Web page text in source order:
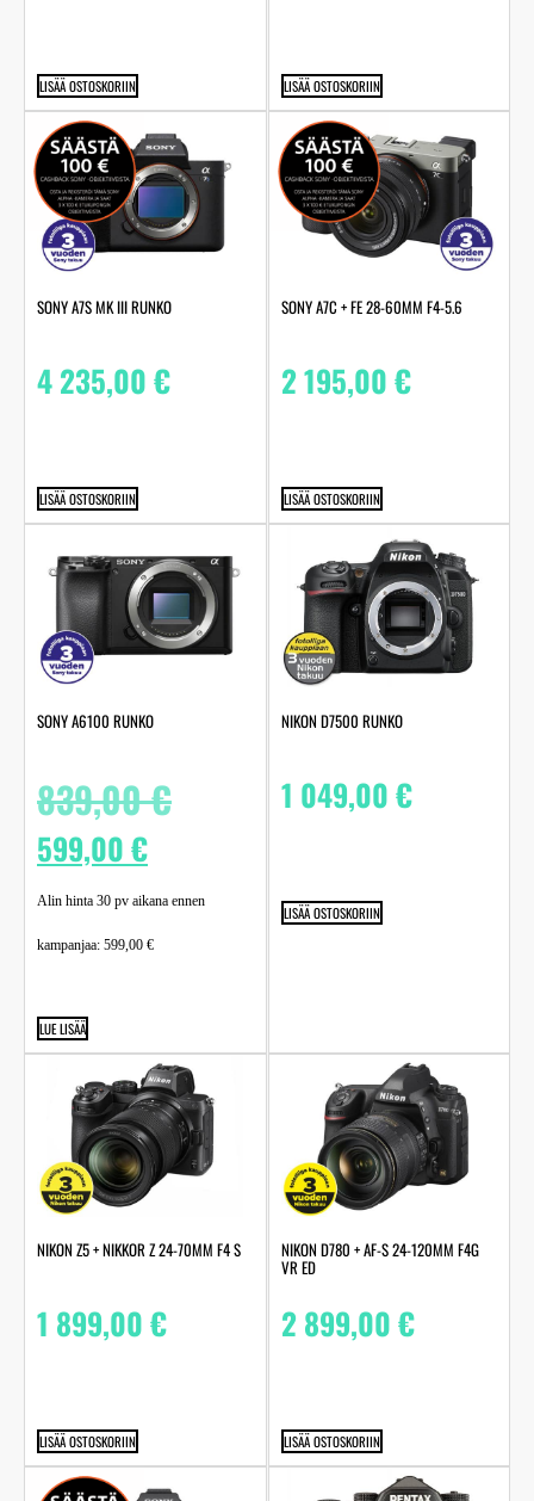
LISÄÄ OSTOSKORIIN LISÄÄ OSTOSKORIIN
SONY A7S MK III RUNKO
4 235,00€
LISÄÄ OSTOSKORIIN
SONY A7C + FE 28-60MM F4-5.6
2 195,00€
LISÄÄ OSTOSKORIIN
SONY A6100 RUNKO
839,00€
599,00€
Alin hinta 30 pv aikana ennen
kampanjaa: 599,00 €
LUE LISÄÄ
NIKON D7500 RUNKO
1 049,00€
LISÄÄ OSTOSKORIIN
NIKON Z5 + NIKKOR Z 24-70MM F4 S
1 899,00€
LISÄÄ OSTOSKORIIN
NIKON D780 + AF-S 24-120MM F4G
VR ED
2 899,00€
LISÄÄ OSTOSKORIIN